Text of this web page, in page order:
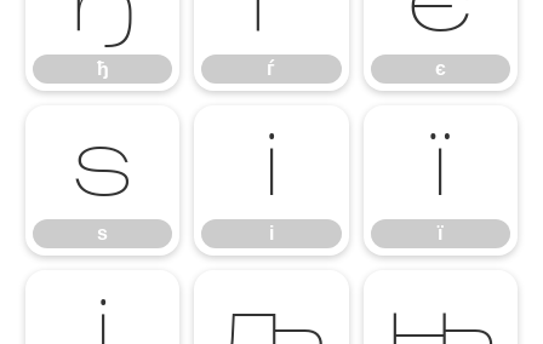
ђ ѓ є
ѕ
ѕ
і
і
ї
ї